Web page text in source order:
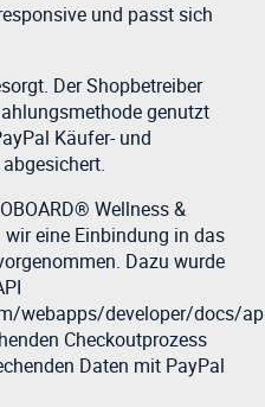
und passt sich
Der Shopbetreiber
genutzt
Käufer- und
Wellness &
eine Einbindung in das
Dazu wurde
webapps/developer/docs/
Checkoutprozess
Daten mit PayPal